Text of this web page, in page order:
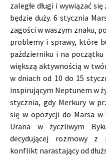
zaległe długi i wywiązać
będzie duży. 6 stycznia
zagości w waszym znaku,
problemy i sprawy, które
październiku i na
większą aktywnością w
w dniach od 10 do 15
inspirującym Neptunem w
stycznia, gdy Merkury w
się w opozycji do Marsa
Urana w życzliwym
decydującej rozmowy z
konflikt narastający od